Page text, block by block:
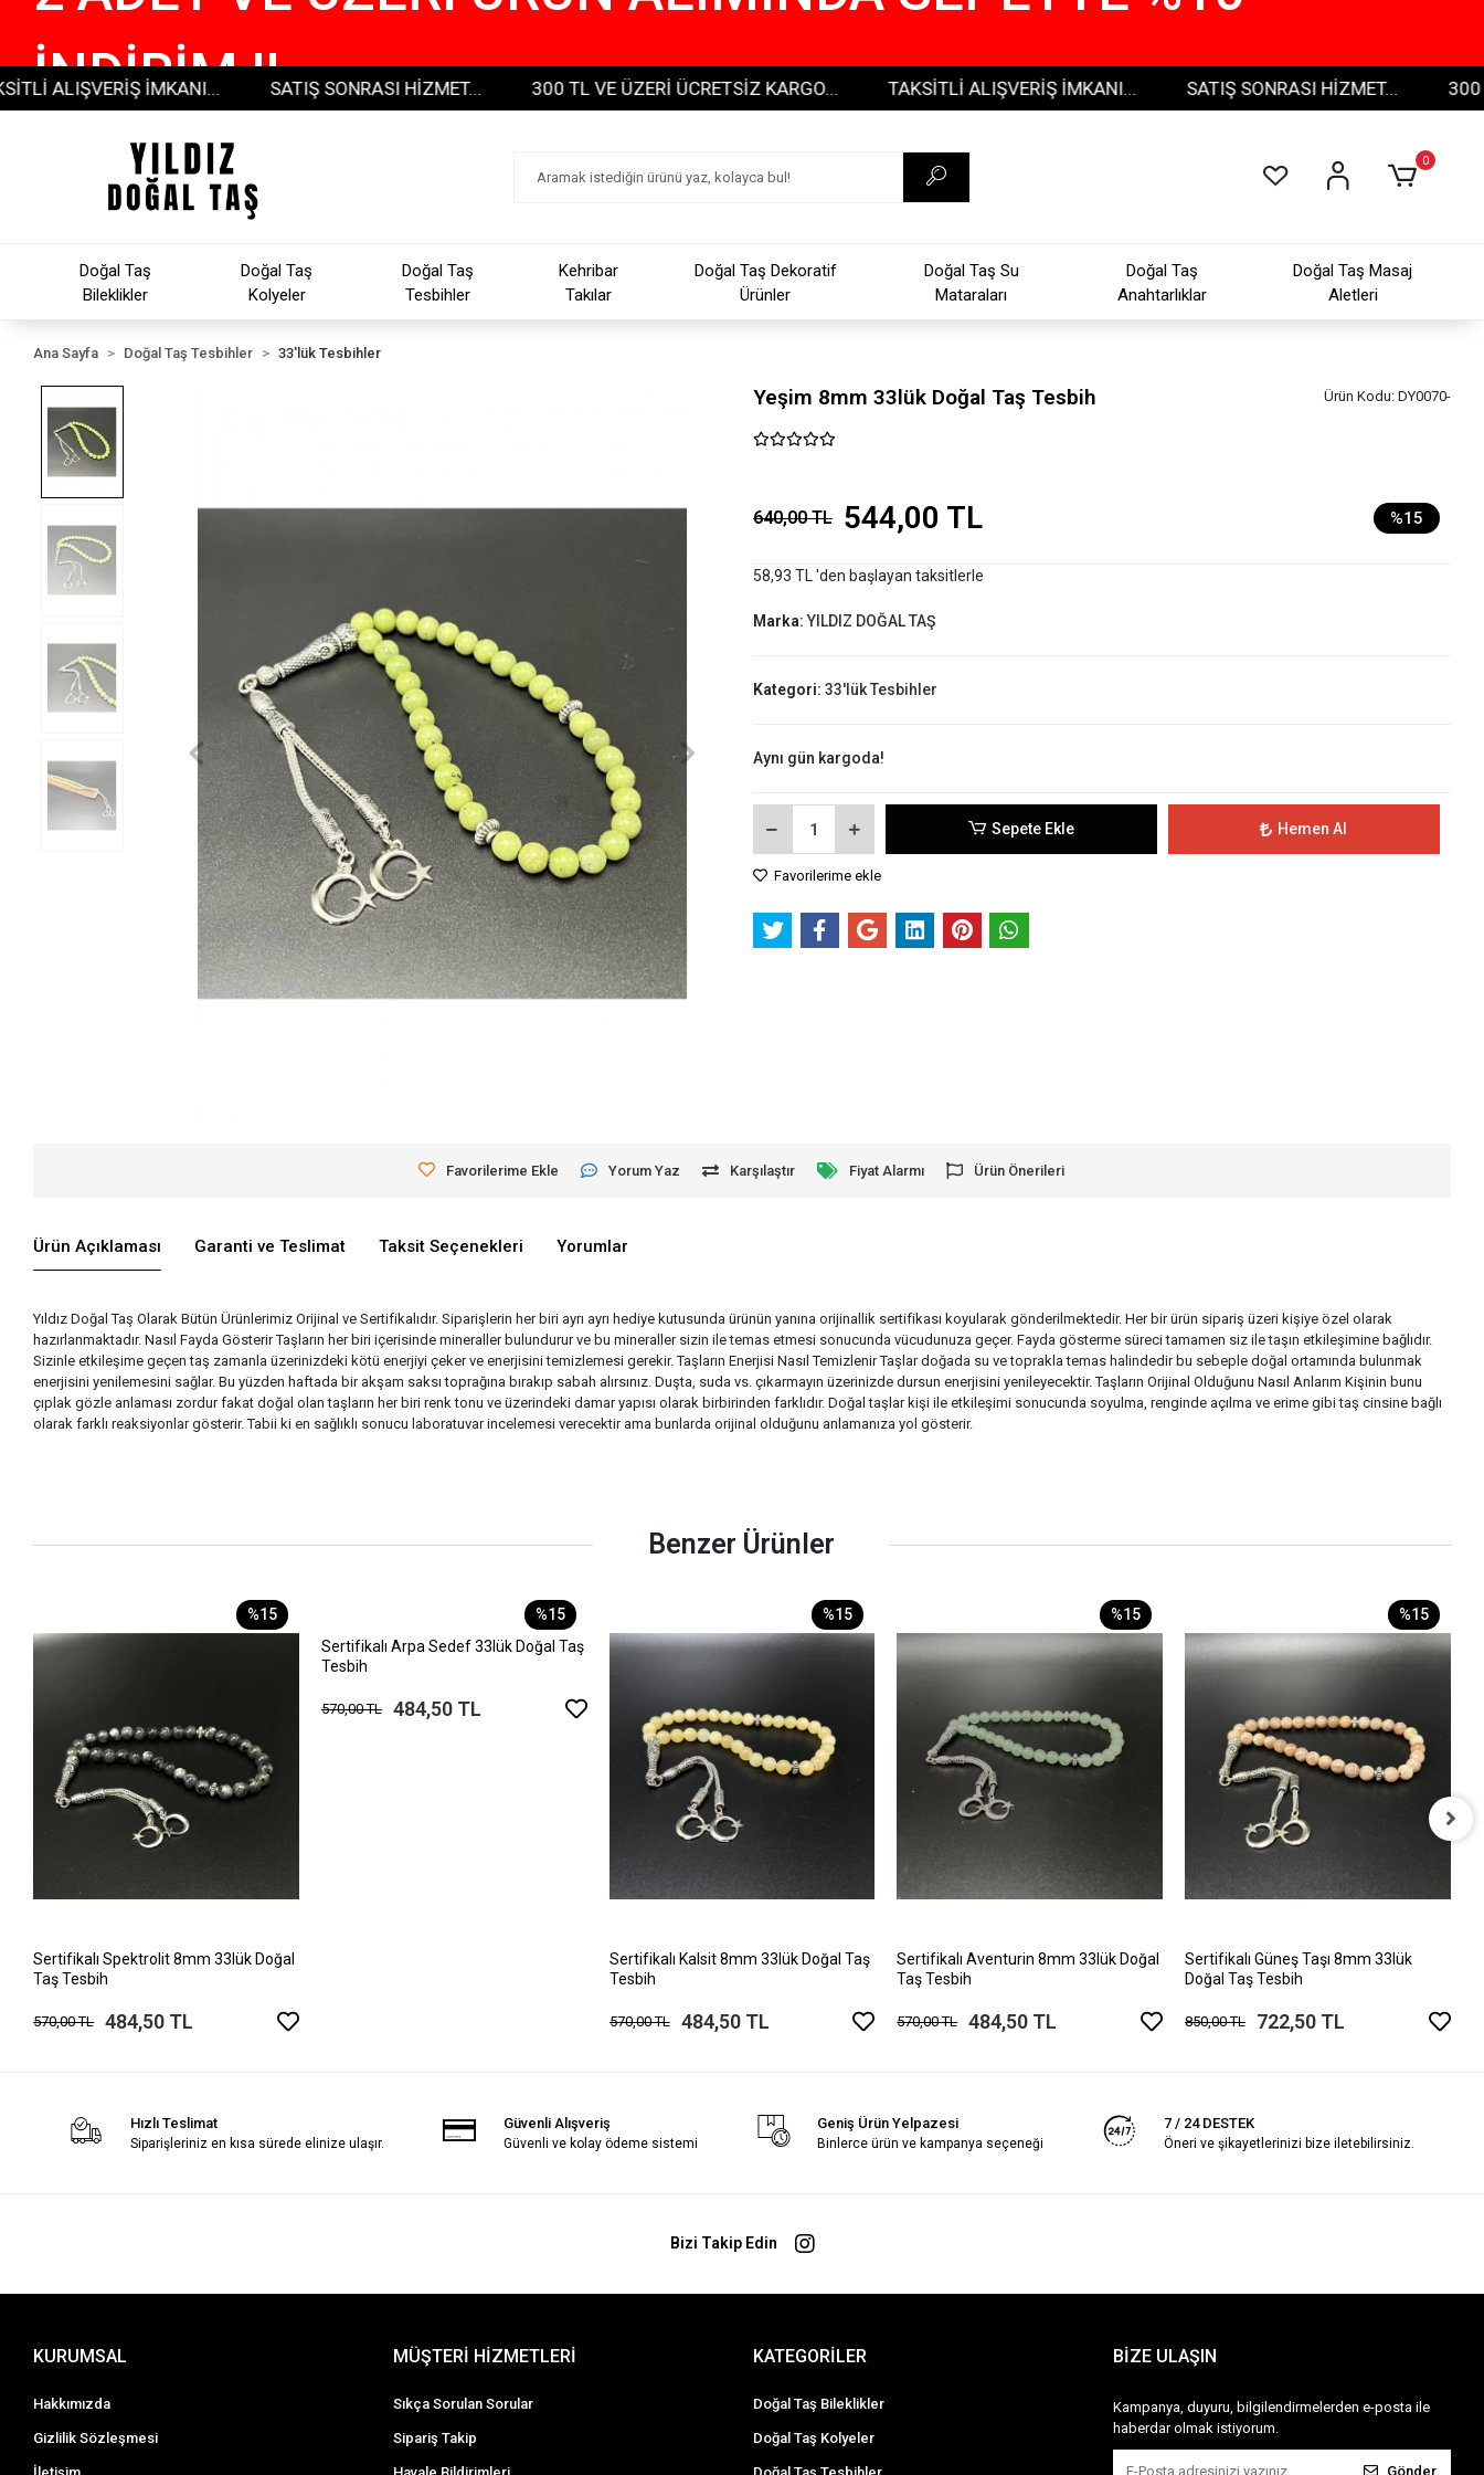
İNDİRİM !!
İMKANI... SATIŞ SONRASI HİZMET... 300 TL VE ÜZERİ ÜCRETSİZ KARGO... TAKSİTLİ ALIŞVERİŞ İMKANI... SATIŞ SONRASI HİZMET... 300 TL VE
0
Doğal Taş
Bileklikler
Doğal Taş
Kolyeler
Doğal Taş
Tesbihler
Kehribar
Takılar
Doğal Taş Dekoratif
Ürünler
Doğal Taş Su
Mataraları
Doğal Taş
Anahtarlıklar
Doğal Taş Masaj
Aletleri
Ana Sayfa Doğal Taş Tesbihler 33'lük Tesbihler
Yeşim 8mm 33lük Doğal Taş Tesbih Ürün Kodu: DY0070-
640,00 TL 544,00 TL %15
58,93 TL 'den başlayan taksitlerle
Marka:YILDIZ DOĞAL TAŞ
Kategori: 33'lük Tesbihler
Aynı gün kargoda!
Sepete Ekle Hemen Al
Favorilerime ekle
Favorilerime Ekle Yorum Yaz Karşılaştır Fiyat Alarmı Ürün Önerileri
Ürün Açıklaması Garanti ve Teslimat Taksit Seçenekleri Yorumlar
Yıldız Doğal Taş Olarak Bütün Ürünlerimiz Orijinal ve Sertifikalıdır. Siparişlerin her biri ayrı ayrı hediye kutusunda ürünün yanına orijinallik sertifikası koyularak gönderilmektedir. Her bir ürün sipariş üzeri kişiye özel olarak
hazırlanmaktadır. Nasıl Fayda Gösterir Taşların her biri içerisinde mineraller bulundurur ve bu mineraller sizin ile temas etmesi sonucunda vücudunuza geçer. Fayda gösterme süreci tamamen siz ile taşın etkileşimine bağlıdır.
Sizinle etkileşime geçen taş zamanla üzerinizdeki kötü enerjiyi çeker ve enerjisini temizlemesi gerekir. Taşların Enerjisi Nasıl Temizlenir Taşlar doğada su ve toprakla temas halindedir bu sebeple doğal ortamında bulunmak
enerjisini yenilemesini sağlar. Bu yüzden haftada bir akşam saksı toprağına bırakıp sabah alırsınız. Duşta, suda vs. çıkarmayın üzerinizde dursun enerjisini yenileyecektir. Taşların Orijinal Olduğunu Nasıl Anlarım Kişinin bunu
çıplak gözle anlaması zordur fakat doğal olan taşların her biri renk tonu ve üzerindeki damar yapısı olarak birbirinden farklıdır. Doğal taşlar kişi ile etkileşimi sonucunda soyulma, renginde açılma ve erime gibi taş cinsine bağlı
olarak farklı reaksiyonlar gösterir. Tabii ki en sağlıklı sonucu laboratuvar incelemesi verecektir ama bunlarda orijinal olduğunu anlamanıza yol gösterir.
Benzer Ürünler
%15
Sertifikalı Spektrolit 8mm 33lük Doğal
Taş Tesbih
570,00 TL 484,50 TL
%15
Sertifikalı Arpa Sedef 33lük Doğal Taş
Tesbih
570,00 TL 484,50 TL
%15
Sertifikalı Kalsit 8mm 33lük Doğal Taş
Tesbih
570,00 TL 484,50 TL
%15
Sertifikalı Aventurin 8mm 33lük Doğal
Taş Tesbih
570,00 TL 484,50 TL
%15
Sertifikalı Güneş Taşı 8mm 33lük
Doğal Taş Tesbih
850,00 TL 722,50 TL
Hızlı Teslimat
Siparişleriniz en kısa sürede elinize ulaşır.
Güvenli Alışveriş
Güvenli ve kolay ödeme sistemi
Geniş Ürün Yelpazesi
Binlerce ürün ve kampanya seçeneği
7 / 24 DESTEK
Öneri ve şikayetlerinizi bize iletebilirsiniz.
Bizi Takip Edin
KURUMSAL
Hakkımızda
Gizlilik Sözleşmesi
MÜŞTERİ HİZMETLERİ
Sıkça Sorulan Sorular
Sipariş Takip
KATEGORİLER
Doğal Taş Bileklikler
Doğal Taş Kolyeler
BİZE ULAŞIN
Kampanya, duyuru, bilgilendirmelerden e-posta ile
haberdar olmak istiyorum.
Gönder